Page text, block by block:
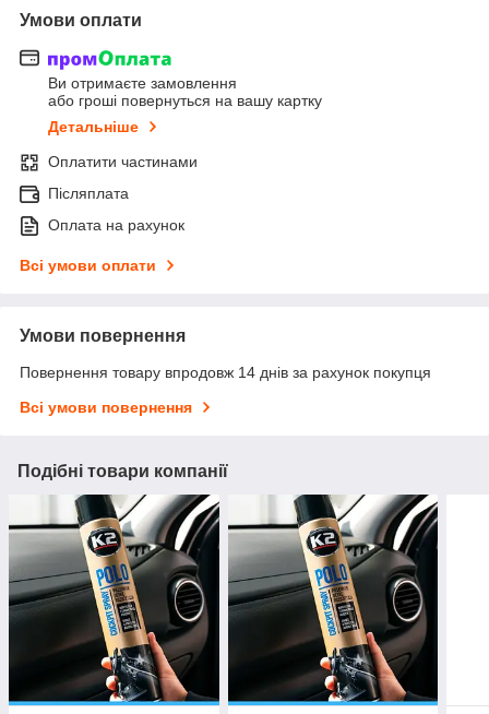
Умови оплати
Ви отримаєте замовлення
або гроші повернуться на вашу картку
Детальніше
Оплатити частинами
Післяплата
Оплата на рахунок
Всі умови оплати
Умови повернення
Повернення товару впродовж 14 днів за рахунок покупця
Всі умови повернення
Подібні товари компанії